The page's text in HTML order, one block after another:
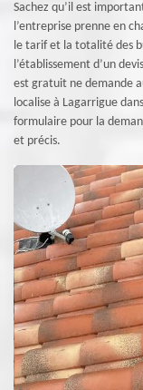
Sachez qu’il est
l’entreprise prenne en
le tarif et la totalité des
l’établissement d’un
est gratuit ne demande
localise à Lagarrigue
formulaire pour la
et précis.